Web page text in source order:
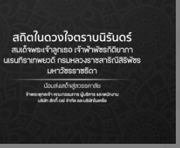
งวัลในงาน TikTok Shop